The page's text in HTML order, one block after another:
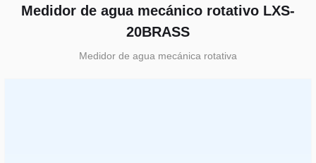
Medidor de agua mecánico rotativo LXS-
20BRASS
Medidor de agua mecánica rotativa